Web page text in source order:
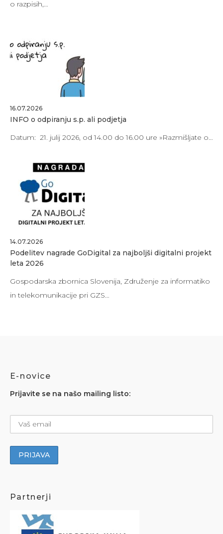
o razpisih,…
16.07.2026
INFO o odpiranju s.p. ali podjetja
Datum: 21. julij 2026, od 14.00 do 16.00 ure »Razmišljate o…
14.07.2026
Podelitev nagrade GoDigital za najboljši digitalni projekt
leta 2026
Gospodarska zbornica Slovenija, Združenje za informatiko
in telekomunikacije pri GZS…
E-novice
Prijavite se na našo mailing listo:
Partnerji